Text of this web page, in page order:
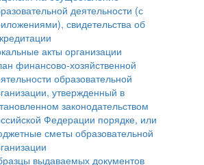
деятельности (с
свидетельства об
акты организации
финансово-хозяйственной
образовательной
утвержденный в
законодательством
Федерации порядке, или
сметы образовательной
выдаваемых документов